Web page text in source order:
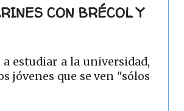
CON BRÉCOL Y
estudiar a la universidad,
jóvenes que se ven "sólos